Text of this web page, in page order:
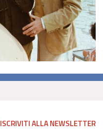
ISCRIVITI ALLA NEWSLETTER